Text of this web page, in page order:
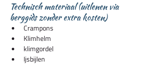
Technisch materiaal (uitlenen via
berggids zonder extra kosten)
Crampons
Klimhelm
klimgordel
Ijsbijlen